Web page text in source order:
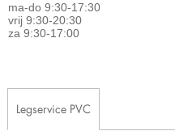
ma-do 9:30-17:30
vrij 9:30-20:30
za 9:30-17:00
Legservice PVC